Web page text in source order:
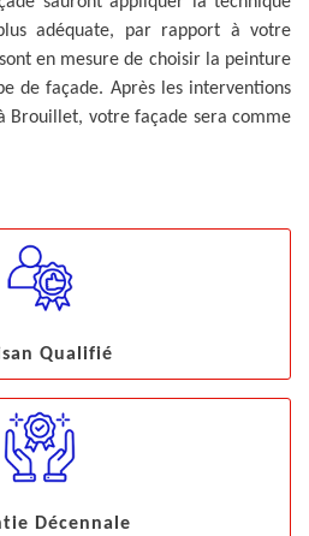
adéquate, par rapport à votre
en mesure de choisir la peinture
de façade. Après les interventions
Brouillet, votre façade sera comme
Qualifié
Décennale